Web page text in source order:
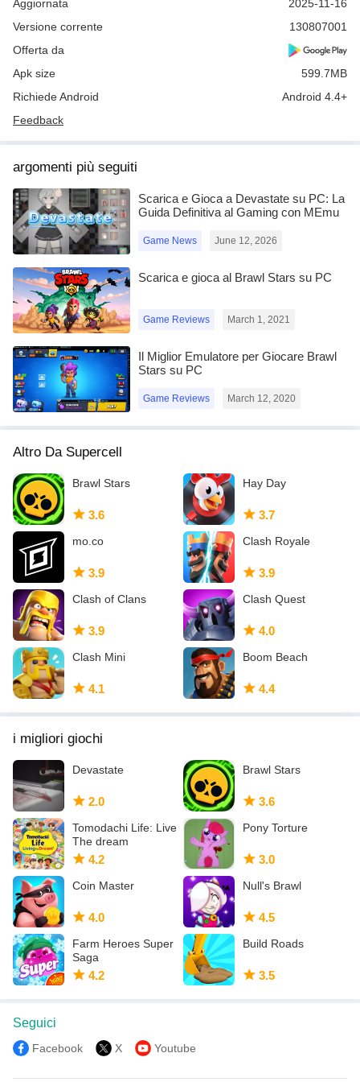
avere la Squadra migliore: chi riuscirà a sopravvivere alla
Battaglia e diventerà la Squadra numero uno?
Normativa sulla privacy:
Condizioni d’Uso:
https://supercell.com/en/terms-of-service/it/
Guida per i genitori:
https://supercell.com/en/parents/it/
Aggiornata
2025-11-16
Versione corrente
130807001
Offerta da
Apk size
599.7MB
Richiede Android
Android 4.4+
Feedback
argomenti più seguiti
Scarica e Gioca a Devastate su PC: La
Guida Definitiva al Gaming con MEmu
Game News June 12, 2026
Scarica e gioca al Brawl Stars su PC
Game Reviews March 1, 2021
Il Miglior Emulatore per Giocare Brawl
Stars su PC
Game Reviews March 12, 2020
Altro Da Supercell
Brawl Stars
3.6
Hay Day
3.7
mo.co
3.9
Clash Royale
3.9
Clash of Clans
3.9
Clash Quest
4.0
Clash Mini
4.1
Boom Beach
4.4
i migliori giochi
Devastate
2.0
Brawl Stars
3.6
Tomodachi Life: Live
The dream
4.2
Pony Torture
3.0
Coin Master
4.0
Null's Brawl
4.5
Farm Heroes Super
Saga
4.2
Build Roads
3.5
Seguici
Facebook X Youtube